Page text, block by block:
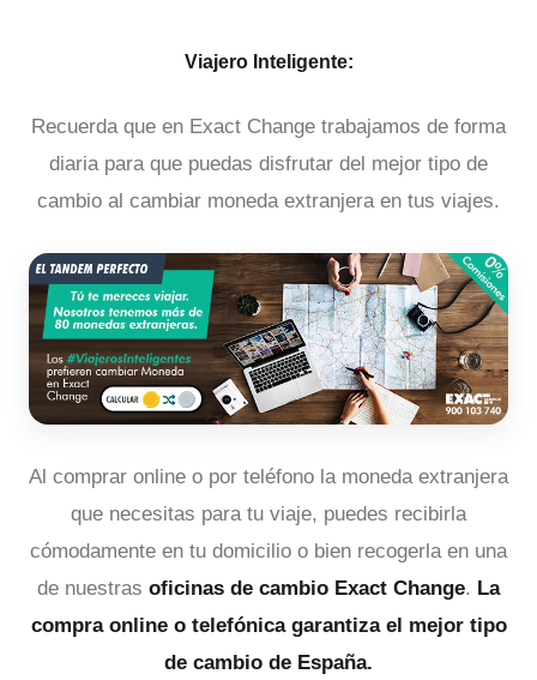
Viajero Inteligente:
Recuerda que en Exact Change trabajamos de forma
diaria para que puedas disfrutar del mejor tipo de
cambio al cambiar moneda extranjera en tus viajes.
Al comprar online o por teléfono la moneda extranjera
que necesitas para tu viaje, puedes recibirla
cómodamente en tu domicilio o bien recogerla en una
de nuestras oficinas de cambio Exact Change. La
compra online o telefónica garantiza el mejor tipo
de cambio de España.